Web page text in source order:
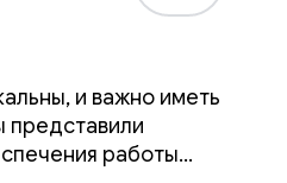
для
и важно иметь
представили
работы